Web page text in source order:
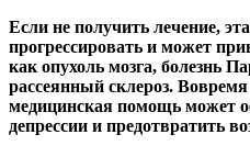
Если не получить лечение,
прогрессировать и может
как опухоль мозга, болезнь
рассеянный склероз.
медицинская помощь может
депрессии и предотвратить